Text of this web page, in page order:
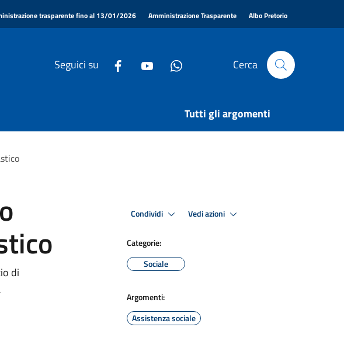
trasparente fino al 13/01/2026 Amministrazione Trasparente Albo Pretorio
Seguici su Cerca
Tutti gli argomenti
di
Condividi Vedi azioni
Categorie:
Sociale
Argomenti:
Assistenza sociale